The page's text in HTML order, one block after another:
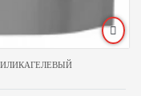
СИЛИКАГЕЛЕВЫЙ